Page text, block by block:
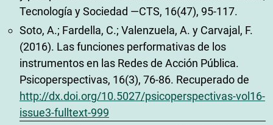
Tecnología y Sociedad —CTS, 16(47), 95-117.
Soto, A.; Fardella, C.; Valenzuela, A. y Carvajal, F.
(2016). Las funciones performativas de los
instrumentos en las Redes de Acción Pública.
Psicoperspectivas, 16(3), 76-86. Recuperado de
http://dx.doi.org/10.5027/psicoperspectivas-vol16-
issue3-fulltext-999